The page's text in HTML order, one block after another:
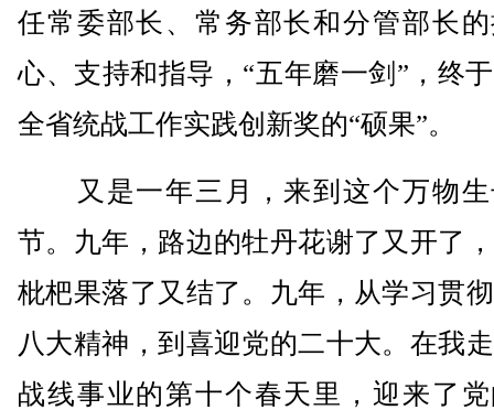
任常委部长、常务部长和分管部长
心、支持和指导，“五年磨一剑”，终
全省统战工作实践创新奖的“硕果”。
又是一年三月，来到这个万物生
节。九年，路边的牡丹花谢了又开了
枇杷果落了又结了。九年，从学习贯
八大精神，到喜迎党的二十大。在我
战线事业的第十个春天里，迎来了